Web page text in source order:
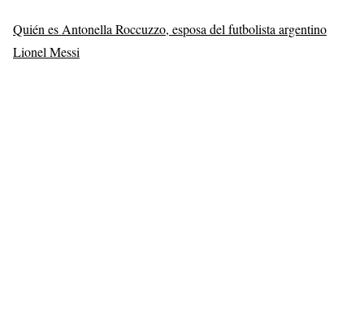
Quién es Antonella Roccuzzo, esposa del futbolista argentino
Lionel Messi